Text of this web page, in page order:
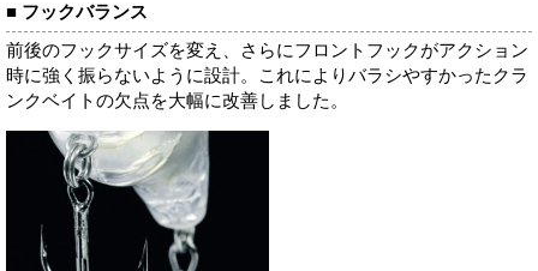
■ フックバランス
前後のフックサイズを変え、さらにフロントフックがアクション
時に強く振らないように設計。これによりバラシやすかったクラ
ンクベイトの欠点を大幅に改善しました。